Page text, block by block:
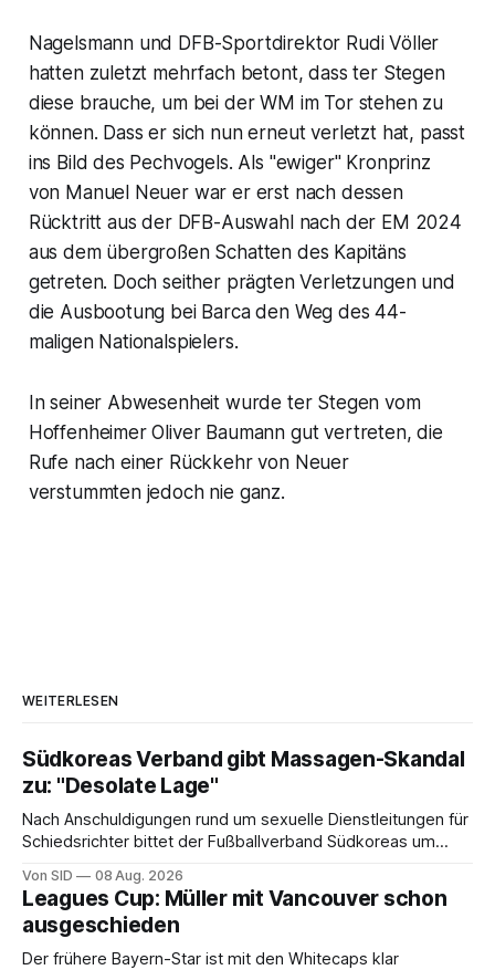
Nagelsmann und DFB-Sportdirektor Rudi Völler
hatten zuletzt mehrfach betont, dass ter Stegen
diese brauche, um bei der WM im Tor stehen zu
können. Dass er sich nun erneut verletzt hat, passt
ins Bild des Pechvogels. Als "ewiger" Kronprinz
von Manuel Neuer war er erst nach dessen
Rücktritt aus der DFB-Auswahl nach der EM 2024
aus dem übergroßen Schatten des Kapitäns
getreten. Doch seither prägten Verletzungen und
die Ausbootung bei Barca den Weg des 44-
maligen Nationalspielers.
In seiner Abwesenheit wurde ter Stegen vom
Hoffenheimer Oliver Baumann gut vertreten, die
Rufe nach einer Rückkehr von Neuer
verstummten jedoch nie ganz.
WEITERLESEN
Südkoreas Verband gibt Massagen-Skandal
zu: "Desolate Lage"
Nach Anschuldigungen rund um sexuelle Dienstleitungen für
Schiedsrichter bittet der Fußballverband Südkoreas um
Von SID 08 Aug. 2026
Leagues Cup: Müller mit Vancouver schon
ausgeschieden
Der frühere Bayern-Star ist mit den Whitecaps klar